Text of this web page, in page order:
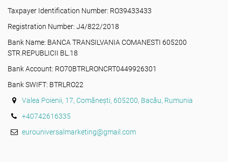
Taxpayer Identification Number: RO39433433
Registration Number: J4/822/2018
Bank Name: BANCA TRANSILVANIA COMANESTI 605200
STR.REPUBLICII BL.18
Bank Account: RO70BTRLRONCRT0449926301
Bank SWIFT: BTRLRO22
Valea Poienii, 17, Comănești, 605200, Bacău, Rumunia
+40742616335
eurouniversalmarketing@gmail.com